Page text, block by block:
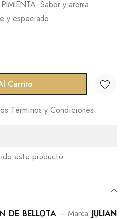
Sabor y aroma
y especiado...
Carrito
Términos y Condiciones
este producto
DE BELLOTA -- Marca
JULIAN